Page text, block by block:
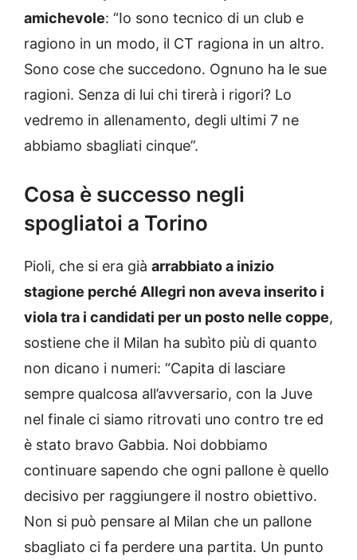
amichevole: “Io sono tecnico di un club e
ragiono in un modo, il CT ragiona in un altro.
Sono cose che succedono. Ognuno ha le sue
ragioni. Senza di lui chi tirerà i rigori? Lo
vedremo in allenamento, degli ultimi 7 ne
abbiamo sbagliati cinque”.
Cosa è successo negli
spogliatoi a Torino
Pioli, che si era già arrabbiato a inizio
stagione perché Allegri non aveva inserito i
viola tra i candidati per un posto nelle coppe,
sostiene che il Milan ha subìto più di quanto
non dicano i numeri: “Capita di lasciare
sempre qualcosa all’avversario, con la Juve
nel finale ci siamo ritrovati uno contro tre ed
è stato bravo Gabbia. Noi dobbiamo
continuare sapendo che ogni pallone è quello
decisivo per raggiungere il nostro obiettivo.
Non si può pensare al Milan che un pallone
sbagliato ci fa perdere una partita. Un punto